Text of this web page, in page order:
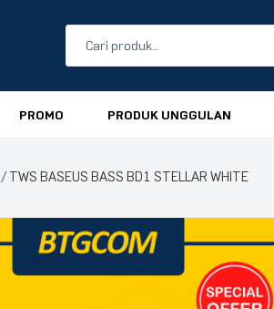
PROMO PRODUK UNGGULAN
/ TWS BASEUS BASS BD1 STELLAR WHITE
🔍